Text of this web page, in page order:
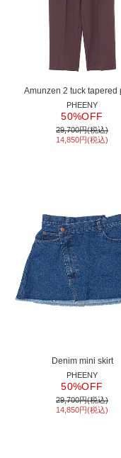
Amunzen 2 tuck tapered
PHEENY
50%OFF
29,700円(税込)
14,850円(税込)
Denim mini skirt
PHEENY
50%OFF
29,700円(税込)
14,850円(税込)